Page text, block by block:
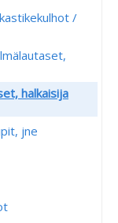
/
halkaisija
jne